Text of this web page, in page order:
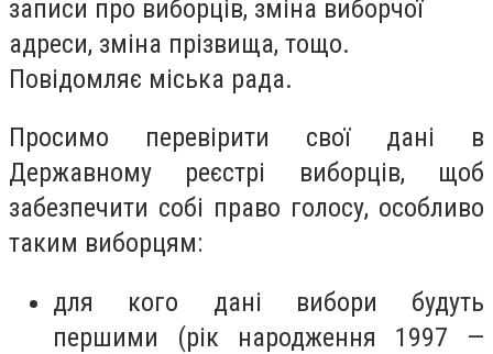
записи про виборців, зміна виборчої
адреси, зміна прізвища, тощо.
Повідомляє міська рада.
Просимо перевірити свої дані в
Державному реєстрі виборців, щоб
забезпечити собі право голосу, особливо
таким виборцям:
для кого дані вибори будуть
першими (рік народження 1997 —